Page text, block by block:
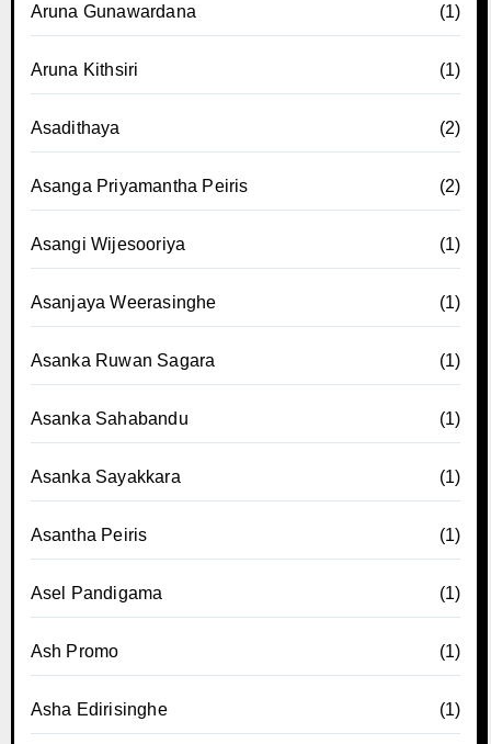
Aruna Gunawardana (1)
Aruna Kithsiri (1)
Asadithaya (2)
Asanga Priyamantha Peiris (2)
Asangi Wijesooriya (1)
Asanjaya Weerasinghe (1)
Asanka Ruwan Sagara (1)
Asanka Sahabandu (1)
Asanka Sayakkara (1)
Asantha Peiris (1)
Asel Pandigama (1)
Ash Promo (1)
Asha Edirisinghe (1)